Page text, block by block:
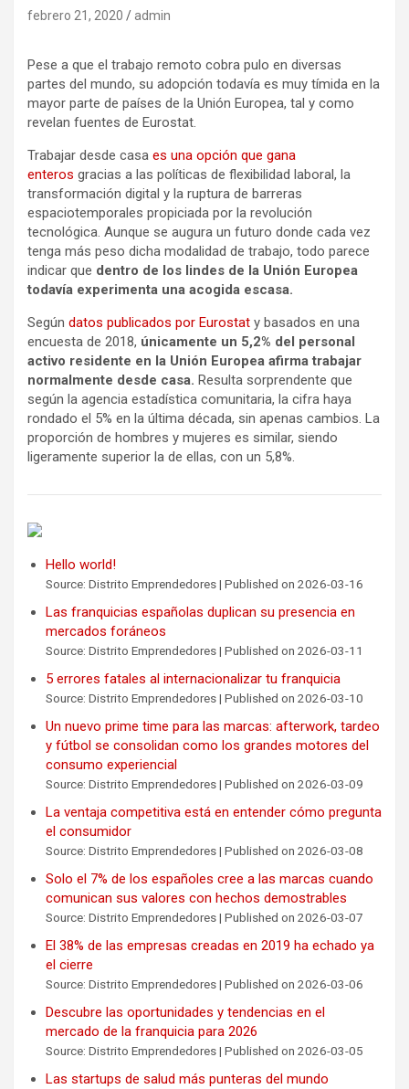
febrero 21, 2020 admin
Pese a que el trabajo remoto cobra pulo en diversas
partes del mundo, su adopción todavía es muy tímida en la
mayor parte de países de la Unión Europea, tal y como
revelan fuentes de Eurostat.
Trabajar desde casa es una opción que gana
enteros gracias a las políticas de flexibilidad laboral, la
transformación digital y la ruptura de barreras
espaciotemporales propiciada por la revolución
tecnológica. Aunque se augura un futuro donde cada vez
tenga más peso dicha modalidad de trabajo, todo parece
indicar que dentro de los lindes de la Unión Europea
todavía experimenta una acogida escasa.
Según datos publicados por Eurostat y basados en una
encuesta de 2018, únicamente un 5,2% del personal
activo residente en la Unión Europea afirma trabajar
normalmente desde casa. Resulta sorprendente que
según la agencia estadística comunitaria, la cifra haya
rondado el 5% en la última década, sin apenas cambios. La
proporción de hombres y mujeres es similar, siendo
ligeramente superior la de ellas, con un 5,8%.
Hello world!
Source: Distrito Emprendedores Published on 2026-03-16
Las franquicias españolas duplican su presencia en
mercados foráneos
Source: Distrito Emprendedores Published on 2026-03-11
5 errores fatales al internacionalizar tu franquicia
Source: Distrito Emprendedores Published on 2026-03-10
Un nuevo prime time para las marcas: afterwork, tardeo
y fútbol se consolidan como los grandes motores del
consumo experiencial
Source: Distrito Emprendedores Published on 2026-03-09
La ventaja competitiva está en entender cómo pregunta
el consumidor
Source: Distrito Emprendedores Published on 2026-03-08
Solo el 7% de los españoles cree a las marcas cuando
comunican sus valores con hechos demostrables
Source: Distrito Emprendedores Published on 2026-03-07
El 38% de las empresas creadas en 2019 ha echado ya
el cierre
Source: Distrito Emprendedores Published on 2026-03-06
Descubre las oportunidades y tendencias en el
mercado de la franquicia para 2026
Source: Distrito Emprendedores Published on 2026-03-05
Las startups de salud más punteras del mundo